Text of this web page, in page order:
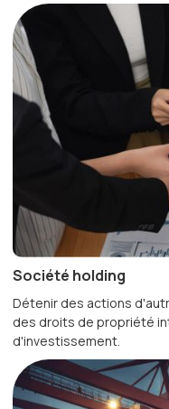
Société holding
Détenir des actions
des droits de propriété
d'investissement.